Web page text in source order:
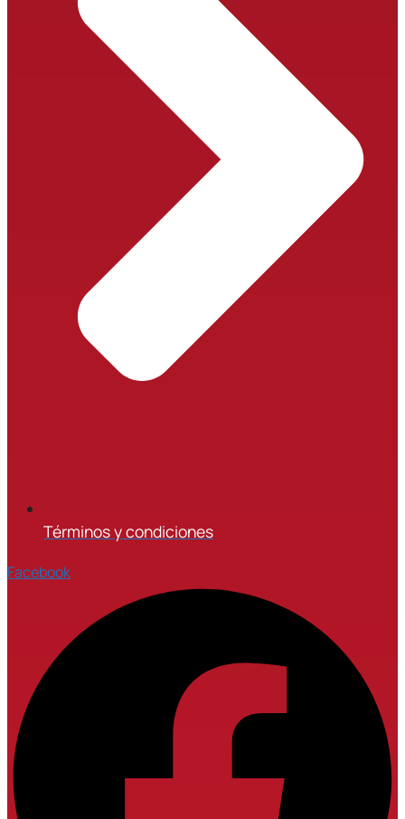
Términos y condiciones
Facebook